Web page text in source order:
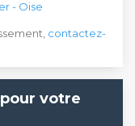
- Oise
contactez-
votre